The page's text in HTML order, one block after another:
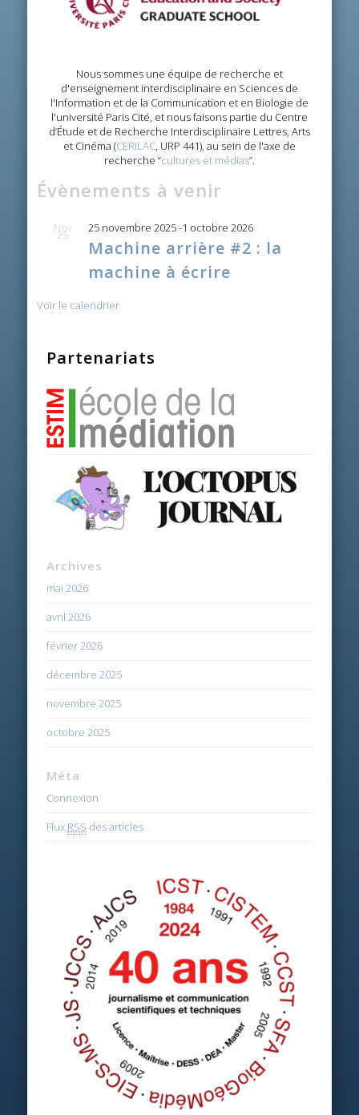
Nous sommes une équipe de recherche et
d'enseignement interdisciplinaire en Sciences de
l'Information et de la Communication et en Biologie de
l'université Paris Cité, et nous faisons partie du Centre
d’Étude et de Recherche Interdisciplinaire Lettres, Arts
et Cinéma (CERILAC, URP 441), au sein de l'axe de
recherche “cultures et médias”.
Évènements à venir
Nov
25 25 novembre 2025-1 octobre 2026
Machine arrière #2 : la
machine à écrire
Voir le calendrier
Partenariats
Archives
mai 2026
avril 2026
février 2026
décembre 2025
novembre 2025
octobre 2025
Méta
Connexion
Flux RSS des articles